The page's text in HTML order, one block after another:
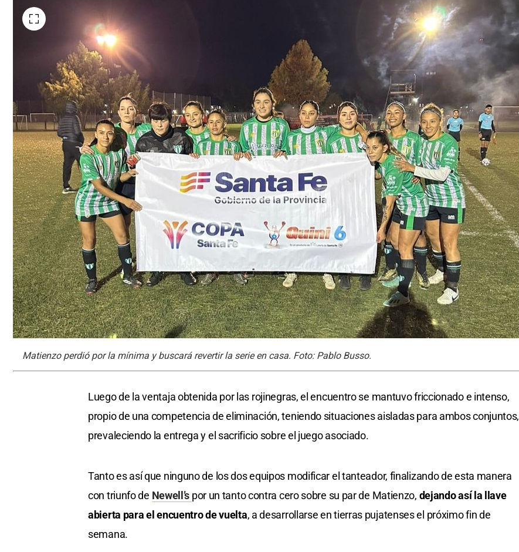
Matienzo perdió por la mínima y buscará revertir la serie en casa. Foto: Pablo Busso.
Luego de la ventaja obtenida por las rojinegras, el encuentro se mantuvo friccionado e intenso,
propio de una competencia de eliminación, teniendo situaciones aisladas para ambos conjuntos,
prevaleciendo la entrega y el sacrificio sobre el juego asociado.
Tanto es así que ninguno de los dos equipos modificar el tanteador, finalizando de esta manera
con triunfo de Newell’s por un tanto contra cero sobre su par de Matienzo, dejando así la llave
abierta para el encuentro de vuelta, a desarrollarse en tierras pujatenses el próximo fin de
semana.